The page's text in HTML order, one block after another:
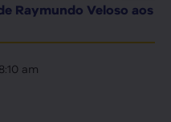
Raymundo Veloso aos
am